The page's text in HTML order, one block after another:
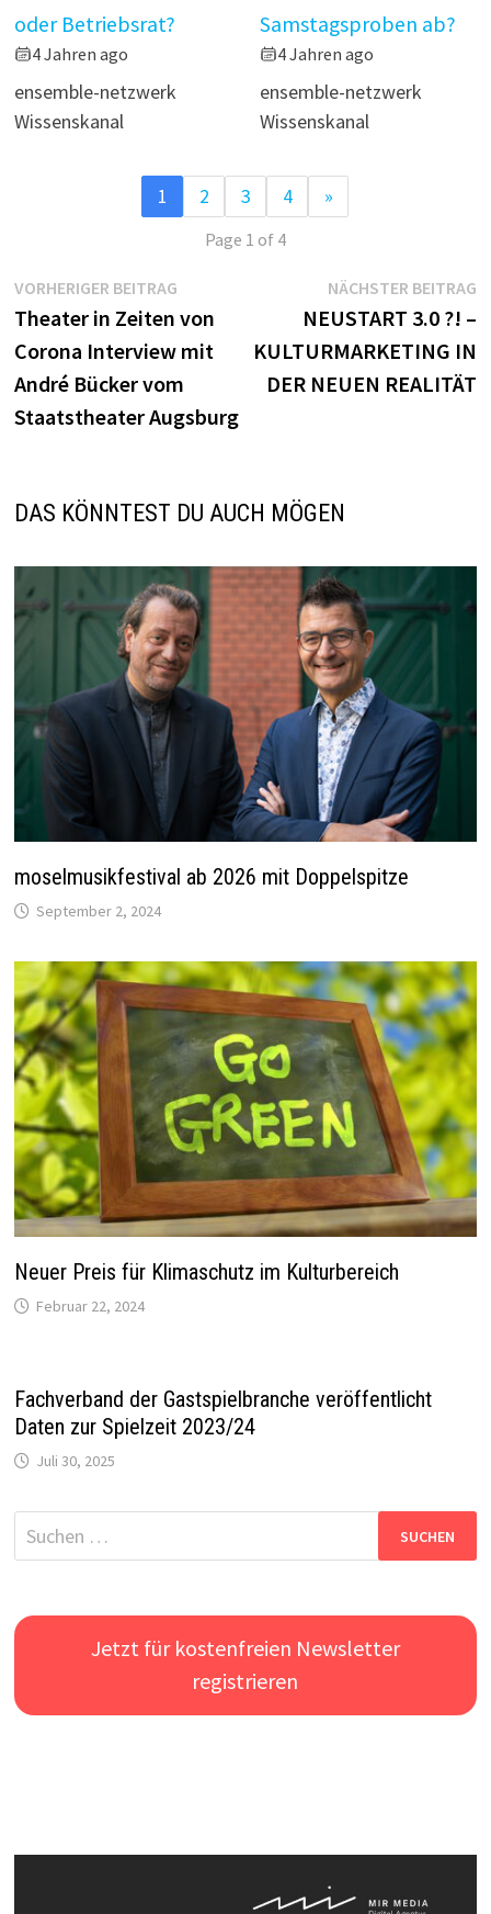
oder Betriebsrat?
4 Jahren ago
ensemble-netzwerk
Wissenskanal
Samstagsproben ab?
4 Jahren ago
ensemble-netzwerk
Wissenskanal
1 2 3 4 »
Page 1 of 4
Beitragsnavigation
VORHERIGER BEITRAG
Beitrag:
Theater in Zeiten von
Corona Interview mit
André Bücker vom
Staatstheater Augsburg
NÄCHSTER BEITRAG
NEUSTART 3.0 ?! –
KULTURMARKETING IN
DER NEUEN REALITÄT
DAS KÖNNTEST DU AUCH MÖGEN
moselmusikfestival ab 2026 mit Doppelspitze
September 2, 2024
Neuer Preis für Klimaschutz im Kulturbereich
Februar 22, 2024
Fachverband der Gastspielbranche veröffentlicht
Daten zur Spielzeit 2023/24
Juli 30, 2025
Suchen
nach:
Jetzt für kostenfreien Newsletter
registrieren